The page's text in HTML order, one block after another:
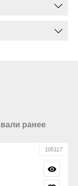
ранее
105117